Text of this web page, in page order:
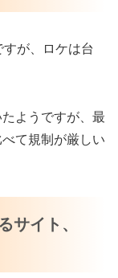
が、ロケは台
ようですが、最
て規制が厳しい
サイト、